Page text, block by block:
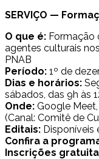
SERVIÇO —
O que é: Formação
agentes culturais
PNAB
Período: 1º de
Dias e horários:
sábados, das 9h às
Onde: Google
(Canal: Comitê de
Editais: Disponíveis
Confira a
Inscrições